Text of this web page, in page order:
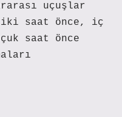
uçuşlar
saat önce, iç
saat önce